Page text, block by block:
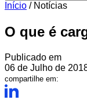
Início / Notícias
O que é
Publicado em
06 de Julho de
compartilhe em: